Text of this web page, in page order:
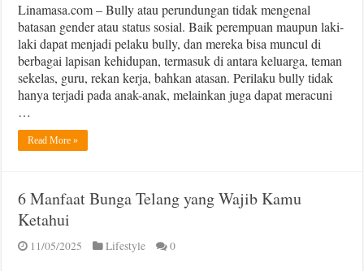
Linamasa.com – Bully atau perundungan tidak mengenal
batasan gender atau status sosial. Baik perempuan maupun laki-
laki dapat menjadi pelaku bully, dan mereka bisa muncul di
berbagai lapisan kehidupan, termasuk di antara keluarga, teman
sekelas, guru, rekan kerja, bahkan atasan. Perilaku bully tidak
hanya terjadi pada anak-anak, melainkan juga dapat meracuni
…
Read More »
6 Manfaat Bunga Telang yang Wajib Kamu
Ketahui
11/05/2025 Lifestyle 0